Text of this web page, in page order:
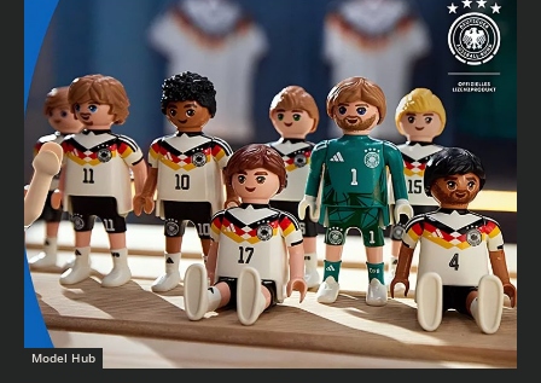
Model Hub